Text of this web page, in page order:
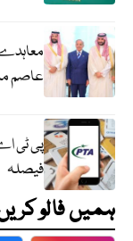
عاصم
پی ٹی
فیصلہ
ہمیں فالو